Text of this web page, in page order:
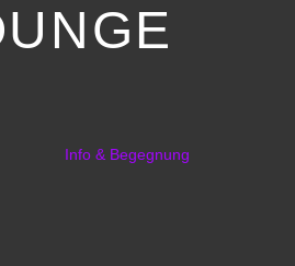
Info & Begegnung